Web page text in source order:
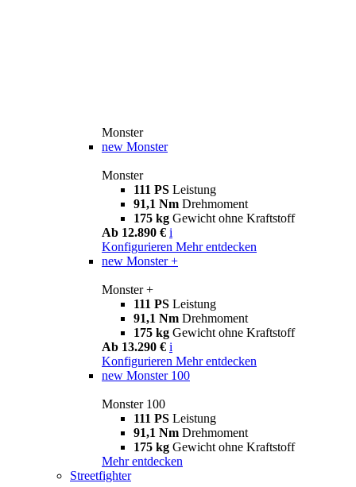
Monster
new Monster
Monster
111 PS Leistung
91,1 Nm Drehmoment
175 kg Gewicht ohne Kraftstoff
Ab 12.890 € i
Konfigurieren Mehr entdecken
new Monster +
Monster +
111 PS Leistung
91,1 Nm Drehmoment
175 kg Gewicht ohne Kraftstoff
Ab 13.290 € i
Konfigurieren Mehr entdecken
new Monster 100
Monster 100
111 PS Leistung
91,1 Nm Drehmoment
175 kg Gewicht ohne Kraftstoff
Mehr entdecken
Streetfighter